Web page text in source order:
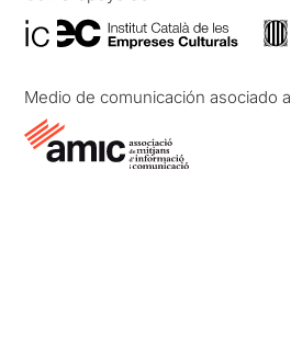
Medio de comunicación asociado a